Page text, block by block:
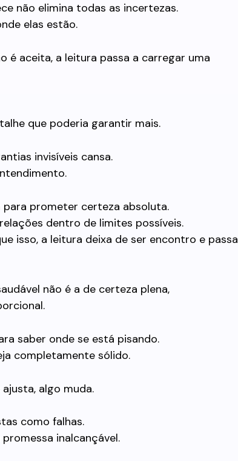
não elimina todas as incertezas.
elas estão.
é aceita, a leitura passa a carregar uma
que poderia garantir mais.
invisíveis cansa.
prometer certeza absoluta.
dentro de limites possíveis.
isso, a leitura deixa de ser encontro e passa
não é a de certeza plena,
saber onde se está pisando.
completamente sólido.
algo muda.
como falhas.
inalcançável.